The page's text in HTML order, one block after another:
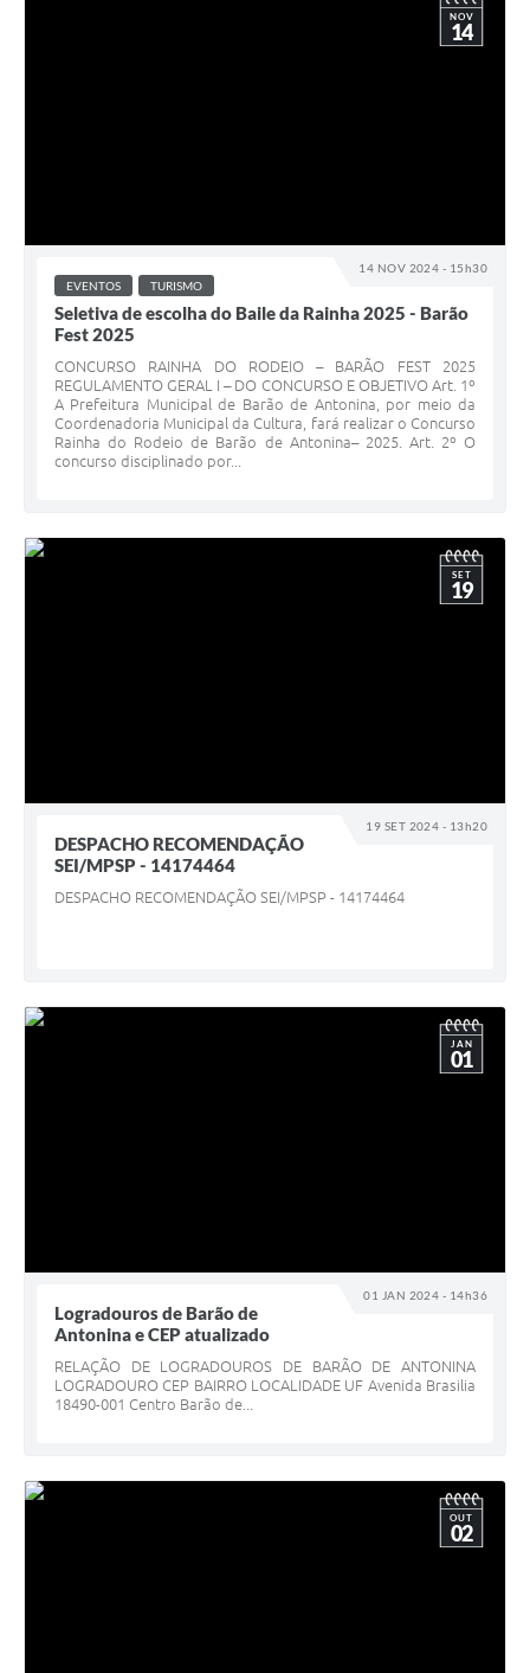
14 NOV 2024 - 15h30
NOV
14
EVENTOS TURISMO
Seletiva de escolha do Baile da Rainha 2025 - Barão
Fest 2025
CONCURSO RAINHA DO RODEIO – BARÃO FEST 2025
REGULAMENTO GERAL I – DO CONCURSO E OBJETIVO Art. 1º
A Prefeitura Municipal de Barão de Antonina, por meio da
Coordenadoria Municipal da Cultura, fará realizar o Concurso
Rainha do Rodeio de Barão de Antonina– 2025. Art. 2º O
concurso disciplinado por...
19 SET 2024 - 13h20
SET
19
DESPACHO RECOMENDAÇÃO
SEI/MPSP - 14174464
DESPACHO RECOMENDAÇÃO SEI/MPSP - 14174464
01 JAN 2024 - 14h36
JAN
01
Logradouros de Barão de
Antonina e CEP atualizado
RELAÇÃO DE LOGRADOUROS DE BARÃO DE ANTONINA
LOGRADOURO CEP BAIRRO LOCALIDADE UF Avenida Brasilia
18490-001 Centro Barão de...
OUT
02